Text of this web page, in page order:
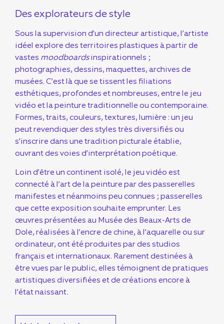
Des explorateurs de style
Sous la supervision d’un directeur artistique, l’artiste
idéel explore des territoires plastiques à partir de
vastes moodboardsinspirationnels ;
photographies, dessins, maquettes, archives de
musées. C’est là que se tissent les filiations
esthétiques, profondes et nombreuses, entre le jeu
vidéo et la peinture traditionnelle ou contemporaine.
Formes, traits, couleurs, textures, lumière : un jeu
peut revendiquer des styles très diversifiés ou
s’inscrire dans une tradition picturale établie,
ouvrant des voies d’interprétation poétique.
Loin d’être un continent isolé, le jeu vidéo est
connecté à l’art de la peinture par des passerelles
manifestes et néanmoins peu connues ; passerelles
que cette exposition souhaite emprunter. Les
œuvres présentées au Musée des Beaux-Arts de
Dole, réalisées à l’encre de chine, à l’aquarelle ou sur
ordinateur, ont été produites par des studios
français et internationaux. Rarement destinées à
être vues par le public, elles témoignent de pratiques
artistiques diversifiées et de créations encore à
l’état naissant.